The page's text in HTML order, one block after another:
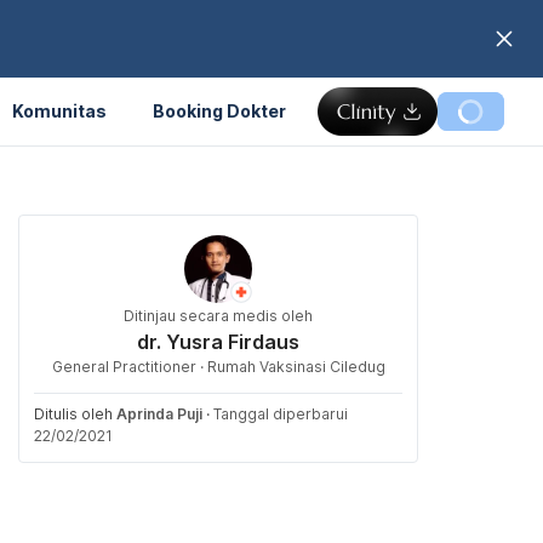
Komunitas Booking Dokter
Ditinjau secara medis oleh
dr. Yusra Firdaus
General Practitioner · Rumah Vaksinasi Ciledug
Ditulis oleh Aprinda Puji · Tanggal diperbarui
22/02/2021